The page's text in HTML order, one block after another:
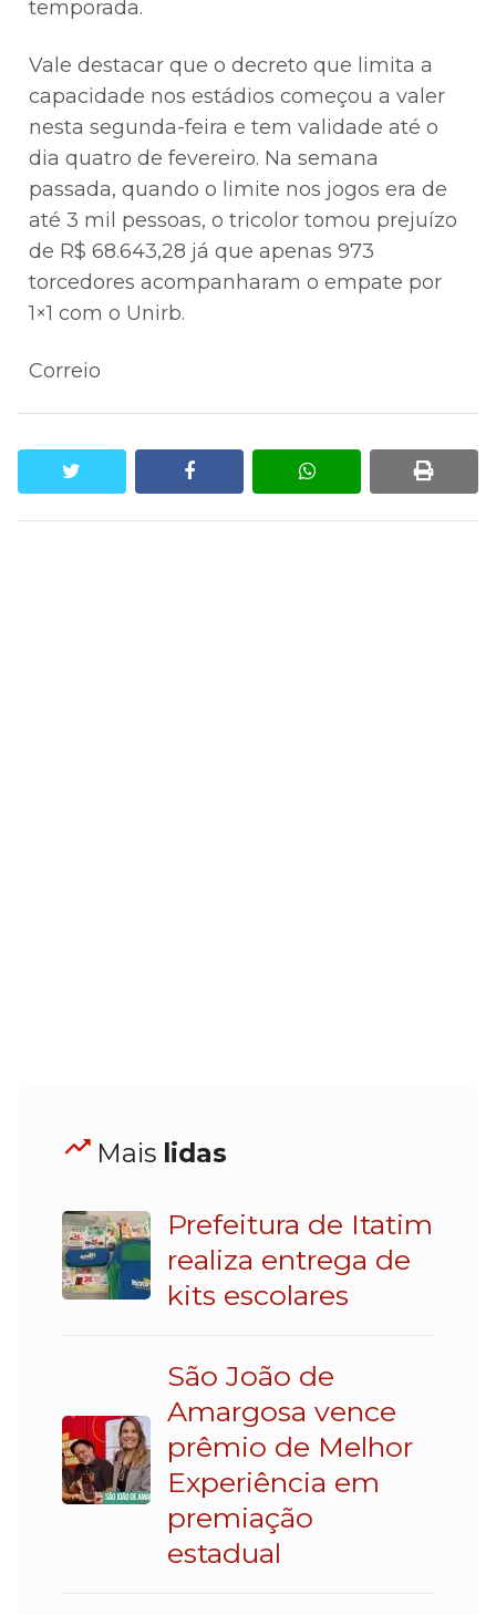
temporada.
Vale destacar que o decreto que limita a
capacidade nos estádios começou a valer
nesta segunda-feira e tem validade até o
dia quatro de fevereiro. Na semana
passada, quando o limite nos jogos era de
até 3 mil pessoas, o tricolor tomou prejuízo
de R$ 68.643,28 já que apenas 973
torcedores acompanharam o empate por
1×1 com o Unirb.
Correio
facebook whatsapp print
Mais lidas
Prefeitura de Itatim
realiza entrega de
kits escolares
São João de
Amargosa vence
prêmio de Melhor
Experiência em
premiação
estadual